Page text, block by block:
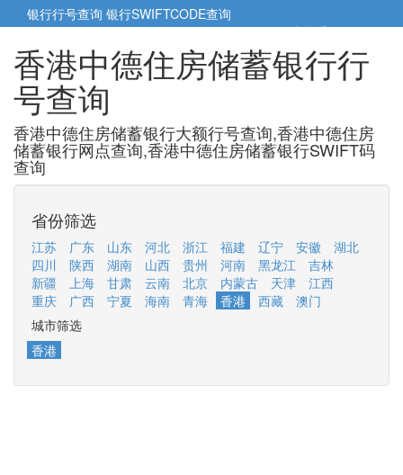
银行行号查询 银行SWIFTCODE查询
5cm小帮手5cm.cn
香港中德住房储蓄银行行
号查询
香港中德住房储蓄银行大额行号查询,香港中德住房
储蓄银行网点查询,香港中德住房储蓄银行SWIFT码
查询
省份筛选
江苏 广东 山东 河北 浙江 福建 辽宁 安徽
湖北
四川
陕西 湖南 山西 贵州 河南 黑龙江
吉林
新疆
上海 甘肃 云南 北京 内蒙古 天津
江西
重庆
广西 宁夏 海南 青海 香港 西藏
澳门
城市筛选
香港